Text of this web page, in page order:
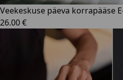
Veekeskuse päeva korrapääse
26.00 €